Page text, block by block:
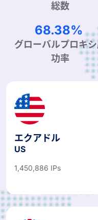
総数
99.90%
グローバルプロキ
功率
エクアドル
US
1,450,886 IPs